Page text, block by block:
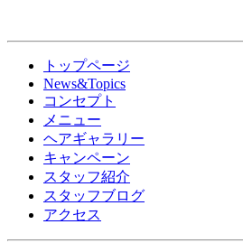
トップページ
News&Topics
コンセプト
メニュー
ヘアギャラリー
キャンペーン
スタッフ紹介
スタッフブログ
アクセス